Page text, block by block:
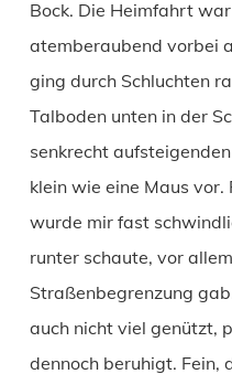
Bock. Die Heimfahrt
atemberaubend vorbei
ging durch Schluchten
Talboden unten in der
senkrecht
klein wie eine Maus
wurde mir fast
runter schaute, vor
Straßenbegrenzung
auch nicht viel genützt,
dennoch beruhigt. Fein,